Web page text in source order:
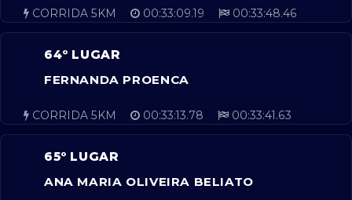
CORRIDA 5KM 00:33:09.19 00:33:48.46
64º LUGAR
FERNANDA PROENCA
CORRIDA 5KM 00:33:13.78 00:33:41.63
65º LUGAR
ANA MARIA OLIVEIRA BELIATO